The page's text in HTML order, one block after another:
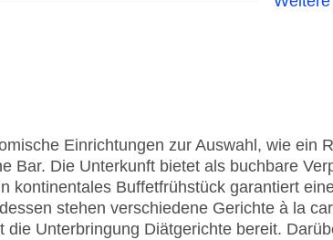
Einrichtungen zur Auswahl, wie ein
Bar. Die Unterkunft bietet als buchbare
kontinentales Buffetfrühstück garantiert
stehen verschiedene Gerichte à la
die Unterbringung Diätgerichte bereit.